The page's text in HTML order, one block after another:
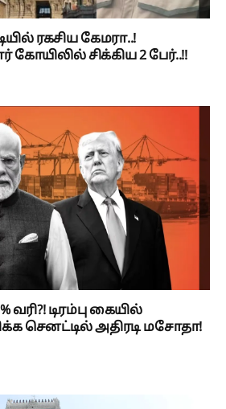
ரகசிய கேமரா..!
சிக்கிய 2 பேர்..!!
வரி?! டிரம்பு கையில்
செனட்டில் அதிரடி மசோதா!